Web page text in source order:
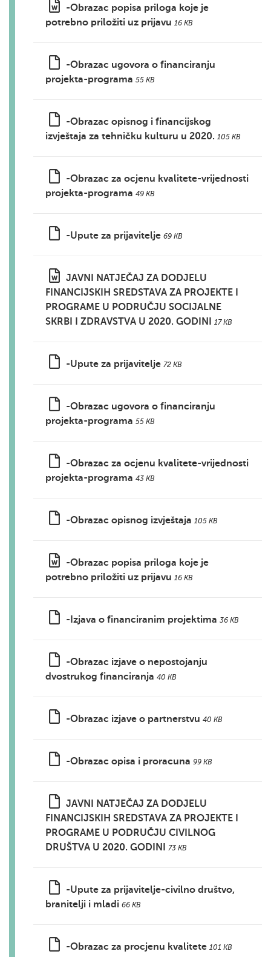
-Obrazac popisa priloga koje je
potrebno priložiti uz prijavu 16 KB
-Obrazac ugovora o financiranju
projekta-programa 55 KB
-Obrazac opisnog i financijskog
izvještaja za tehničku kulturu u 2020. 105 KB
-Obrazac za ocjenu kvalitete-vrijednosti
projekta-programa 49 KB
-Upute za prijavitelje 69 KB
JAVNI NATJEČAJ ZA DODJELU
FINANCIJSKIH SREDSTAVA ZA PROJEKTE I
PROGRAME U PODRUČJU SOCIJALNE
SKRBI I ZDRAVSTVA U 2020. GODINI
17 KB
-Upute za prijavitelje 72 KB
-Obrazac ugovora o financiranju
projekta-programa 55 KB
-Obrazac za ocjenu kvalitete-vrijednosti
projekta-programa 43 KB
-Obrazac opisnog izvještaja 105 KB
-Obrazac popisa priloga koje je
potrebno priložiti uz prijavu 16 KB
-Izjava o financiranim projektima 36 KB
-Obrazac izjave o nepostojanju
dvostrukog financiranja 40 KB
-Obrazac izjave o partnerstvu 40 KB
-Obrazac opisa i proracuna 99 KB
JAVNI NATJEČAJ ZA DODJELU
FINANCIJSKIH SREDSTAVA ZA PROJEKTE I
PROGRAME U PODRUČJU CIVILNOG
DRUŠTVA U 2020. GODINI
73 KB
-Upute za prijavitelje-civilno društvo,
branitelji i mladi 66 KB
-Obrazac za procjenu kvalitete 101 KB